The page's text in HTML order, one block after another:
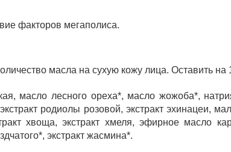
факторов мегаполиса.
масла на сухую кожу лица. Оставить на
масло лесного ореха*, масло жожоба*,
родиолы розовой, экстракт эхинацеи,
хвоща, экстракт хмеля, эфирное масло
экстракт жасмина*.